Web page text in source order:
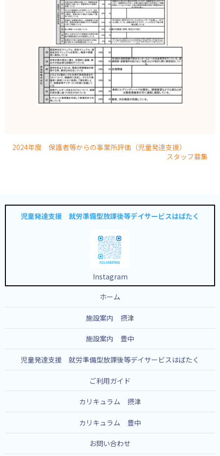
2024年度 保護者等からの事業所評価（児童発達支援）
スタッフ募集
児童発達支援 就労準備型放課後等デイサービスはばたく
Instagram
ホーム
施設案内 摂津
施設案内 豊中
児童発達支援 就労準備型放課後等デイサービスはばたく
ご利用ガイド
カリキュラム 摂津
カリキュラム 豊中
お問い合わせ